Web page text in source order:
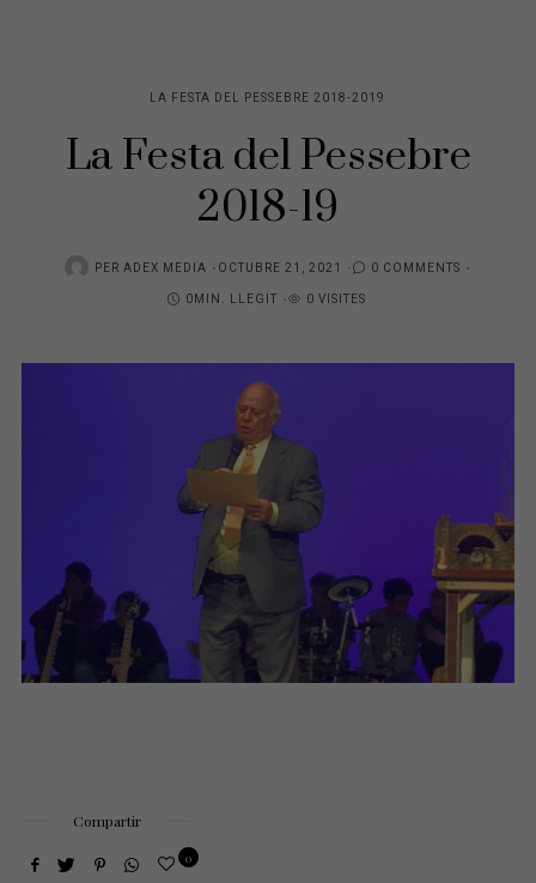
LA FESTA DEL PESSEBRE 2018-2019
La Festa del Pessebre
2018-19
PER ADEX MEDIA
POSTED
ON
OCTUBRE 21, 2021
0 COMMENTS
0MIN. LLEGIT
0 VISITES
Compartir
0